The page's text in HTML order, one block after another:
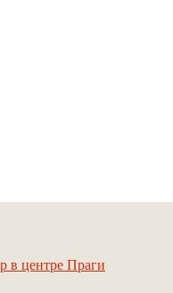
в центре Праги